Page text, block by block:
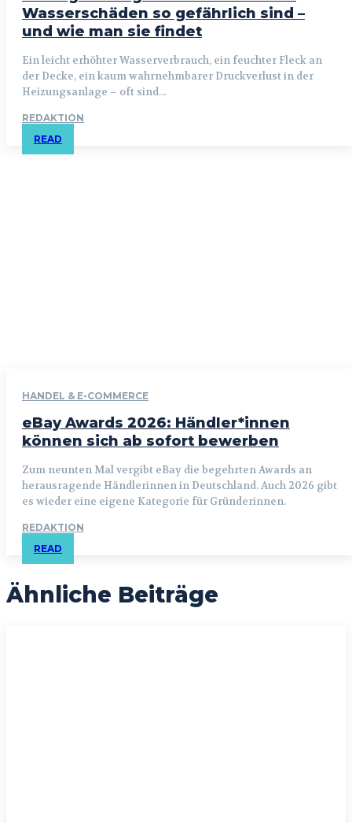
Wasserschäden so gefährlich sind –
und wie man sie findet
Ein leicht erhöhter Wasserverbrauch, ein feuchter Fleck an
der Decke, ein kaum wahrnehmbarer Druckverlust in der
Heizungsanlage – oft sind...
REDAKTION
READ
HANDEL & E-COMMERCE
eBay Awards 2026: Händler*innen
können sich ab sofort bewerben
Zum neunten Mal vergibt eBay die begehrten Awards an
herausragende Händlerinnen in Deutschland. Auch 2026 gibt
es wieder eine eigene Kategorie für Gründerinnen.
REDAKTION
READ
Ähnliche Beiträge